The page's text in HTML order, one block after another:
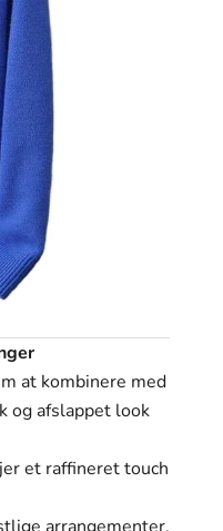
at kombinere med
og afslappet look
et raffineret touch